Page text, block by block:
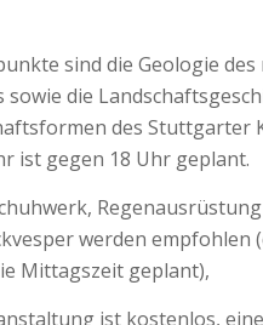
sind die Geologie
sowie die
des Stuttgarter
ist gegen 18 Uhr geplant.
werden empfohlen
Mittagszeit geplant),
ist kostenlos, eine